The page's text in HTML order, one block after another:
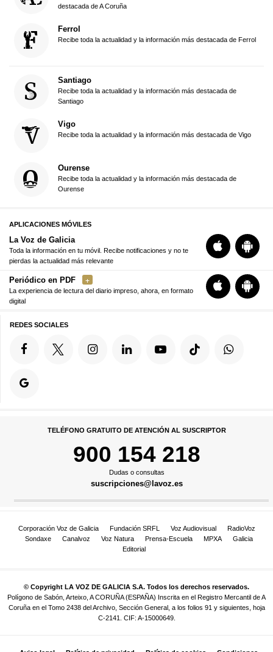
destacada de A Coruña
Ferrol
Recibe toda la actualidad y la información más destacada de Ferrol
Santiago
Recibe toda la actualidad y la información más destacada de
Santiago
Vigo
Recibe toda la actualidad y la información más destacada de Vigo
Ourense
Recibe toda la actualidad y la información más destacada de
Ourense
APLICACIONES MÓVILES
La Voz de Galicia
Toda la información en tu móvil. Recibe notificaciones y no te
pierdas la actualidad más relevante
Periódico en PDF
La experiencia de lectura del diario impreso, ahora, en formato
digital
REDES SOCIALES
TELÉFONO GRATUITO DE ATENCIÓN AL SUSCRIPTOR
900 154 218
Dudas o consultas
suscripciones@lavoz.es
Corporación Voz de Galicia Fundación SRFL Voz Audiovisual
RadioVoz
Sondaxe
Canalvoz Voz Natura Prensa-Escuela MPXA
Galicia
Editorial
© Copyright LA VOZ DE GALICIA S.A. Todos los derechos reservados.
Polígono de Sabón, Arteixo, A CORUÑA (ESPAÑA) Inscrita en el Registro Mercantil de A
Coruña en el Tomo 2438 del Archivo, Sección General, a los folios 91 y siguientes, hoja
C-2141. CIF: A-15000649.